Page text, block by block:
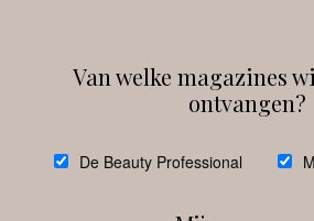
Van welke magazines
ontvangen?
De Beauty Professional